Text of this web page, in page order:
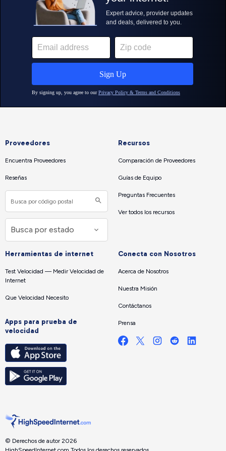
Proveedores
Encuentra Proveedores
Reseñas
Recursos
Comparación de Proveedores
Guías de Equipo
Preguntas Frecuentes
Ver todos los recursos
Herramientas de internet
Test Velocidad — Medir Velocidad de
Internet
Que Velocidad Necesito
Apps para prueba de
velocidad
Conecta con Nosotros
Acerca de Nosotros
Nuestra Misión
Contáctanos
Prensa
© Derechos de autor 2026